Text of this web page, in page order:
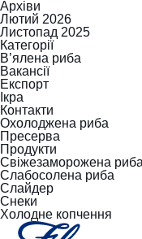
Архіви
Лютий 2026
Листопад 2025
Категорії
В’ялена риба
Вакансії
Експорт
Ікра
Контакти
Охолоджена риба
Пресерва
Продукти
Свіжезаморожена риба
Слабосолена риба
Слайдер
Снеки
Холодне копчення